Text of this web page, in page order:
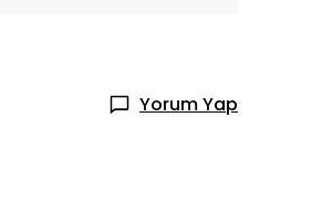
Yorum Yap